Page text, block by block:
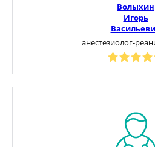
Волыхин
Игорь
анестезиолог-